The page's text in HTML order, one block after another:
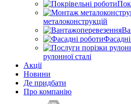
металоконструкцій
рулонної сталі
Акції
Новини
Де придбати
Про компанію